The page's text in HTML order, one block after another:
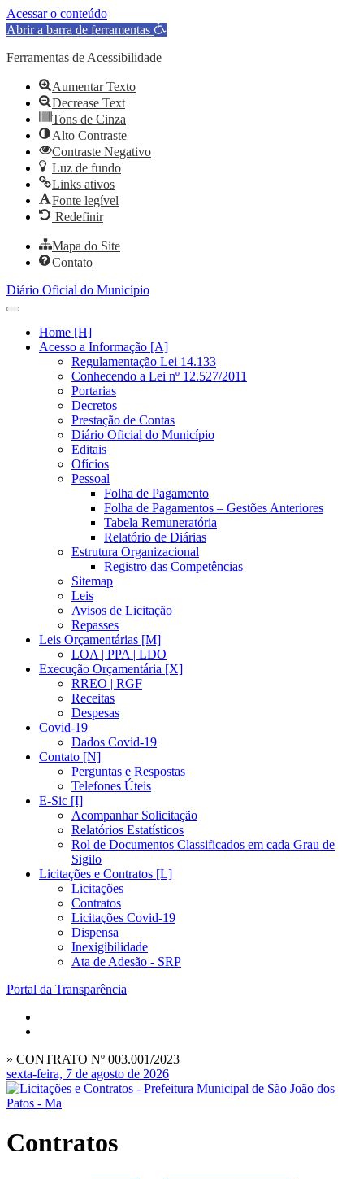
Acessar o conteúdo
Abrir a barra de ferramentas
Ferramentas de Acessibilidade
Aumentar Texto
Decrease Text
Tons de Cinza
Alto Contraste
Contraste Negativo
Luz de fundo
Links ativos
Fonte legível
Redefinir
Mapa do Site
Contato
Diário Oficial do Município
Home [H]
Acesso a Informação [A]
Regulamentação Lei 14.133
Conhecendo a Lei nº 12.527/2011
Portarias
Decretos
Prestação de Contas
Diário Oficial do Município
Editais
Ofícios
Pessoal
Folha de Pagamento
Folha de Pagamentos – Gestões Anteriores
Tabela Remuneratória
Relatório de Diárias
Estrutura Organizacional
Registro das Competências
Sitemap
Leis
Avisos de Licitação
Repasses
Leis Orçamentárias [M]
LOA | PPA | LDO
Execução Orçamentária [X]
RREO | RGF
Receitas
Despesas
Covid-19
Dados Covid-19
Contato [N]
Perguntas e Respostas
Telefones Úteis
E-Sic [I]
Acompanhar Solicitação
Relatórios Estatísticos
Rol de Documentos Classificados em cada Grau de
Sigilo
Licitações e Contratos [L]
Licitações
Contratos
Licitações Covid-19
Dispensa
Inexigibilidade
Ata de Adesão - SRP
Portal da Transparência
» CONTRATO Nº 003.001/2023
sexta-feira, 7 de agosto de 2026
Contratos